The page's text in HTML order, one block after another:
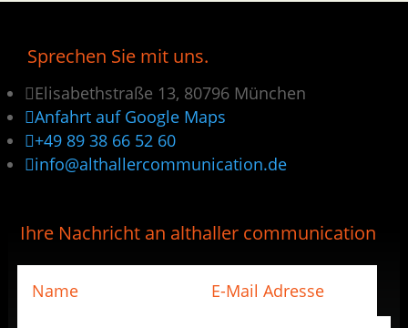
Sprechen Sie mit uns.
Elisabethstraße 13, 80796 München
Anfahrt auf Google Maps
+49 89 38 66 52 60
info@althallercommunication.de
Ihre Nachricht an althaller communication